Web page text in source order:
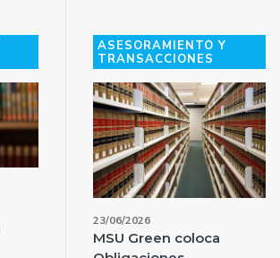
ASESORAMIENTO Y
TRANSACCIONES
23/06/2026
MSU Green coloca